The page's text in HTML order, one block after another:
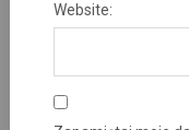
Website: